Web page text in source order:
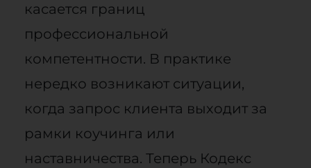
касается границ
профессиональной
компетентности. В практике
нередко возникают ситуации,
когда запрос клиента выходит за
рамки коучинга или
наставничества. Теперь Кодекс